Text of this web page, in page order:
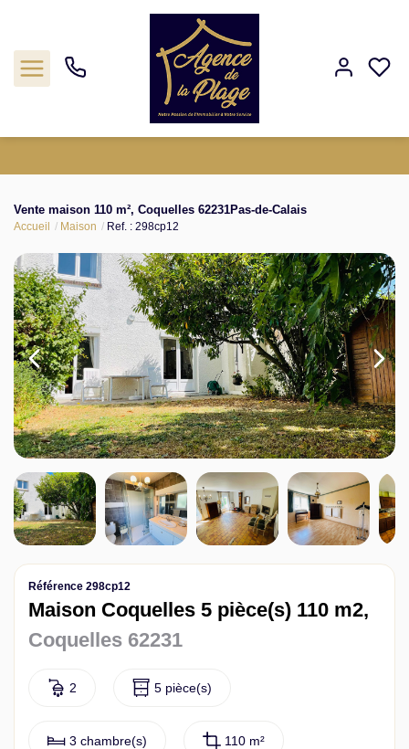
Acheter
Biens vendus
Agence
Nos outils
Contact
Vente maison 110 m², Coquelles 62231Pas-de-Calais
Accueil Maison Ref. : 298cp12
Référence 298cp12
Maison Coquelles 5 pièce(s) 110 m2,
Coquelles 62231
2 5 pièce(s)
3 chambre(s) 110 m²